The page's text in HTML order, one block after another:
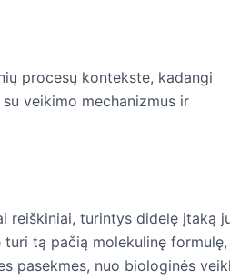
procesų kontekste, kadangi
veikimo mechanizmus ir
reiškiniai, turintys didelę įtaką
tą pačią molekulinę formulę,
pasekmes, nuo biologinės